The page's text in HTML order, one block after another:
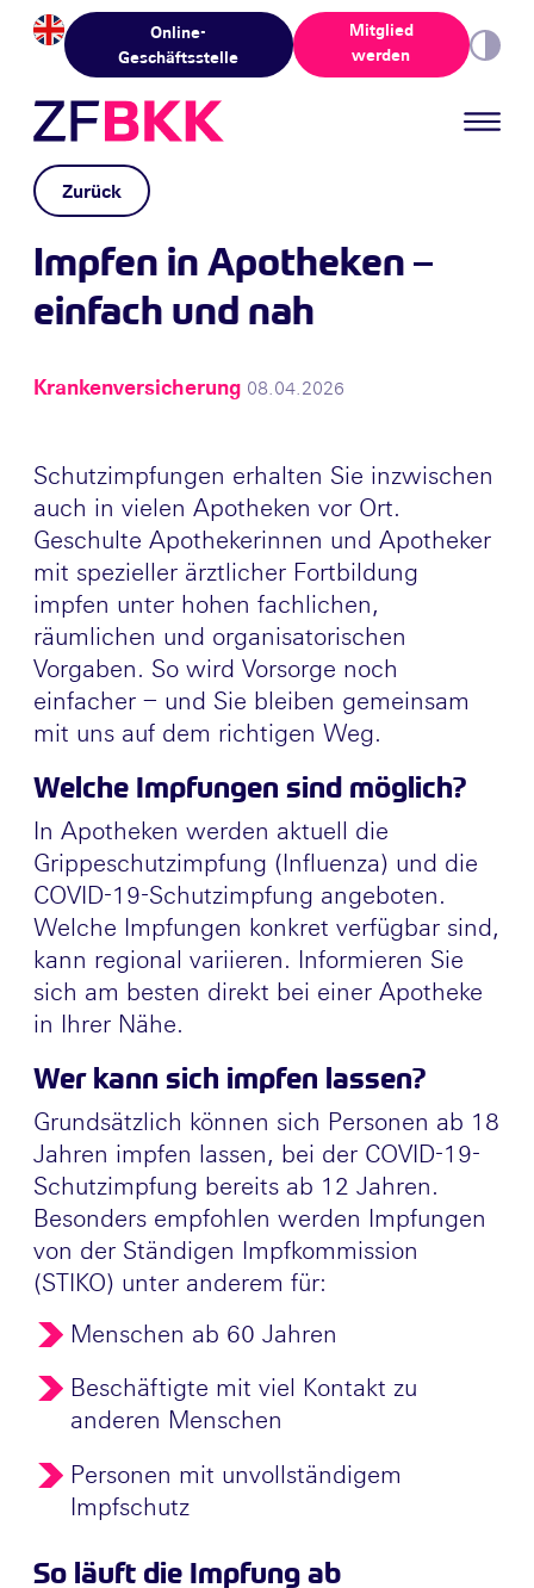
Skip to the contentOnline-
Geschäftsstelle
Mitglied
werden
Zurück
Impfen in Apotheken –
einfach und nah
Krankenversicherung 08.04.2026
Schutzimpfungen erhalten Sie inzwischen
auch in vielen Apotheken vor Ort.
Geschulte Apothekerinnen und Apotheker
mit spezieller ärztlicher Fortbildung
impfen unter hohen fachlichen,
räumlichen und organisatorischen
Vorgaben. So wird Vorsorge noch
einfacher – und Sie bleiben gemeinsam
mit uns auf dem richtigen Weg.
Welche Impfungen sind möglich?
In Apotheken werden aktuell die
Grippeschutzimpfung (Influenza) und die
COVID-19-Schutzimpfung angeboten.
Welche Impfungen konkret verfügbar sind,
kann regional variieren. Informieren Sie
sich am besten direkt bei einer Apotheke
in Ihrer Nähe.
Wer kann sich impfen lassen?
Grundsätzlich können sich Personen ab 18
Jahren impfen lassen, bei der COVID-19-
Schutzimpfung bereits ab 12 Jahren.
Besonders empfohlen werden Impfungen
von der Ständigen Impfkommission
(STIKO) unter anderem für:
Menschen ab 60 Jahren
Beschäftigte mit viel Kontakt zu
anderen Menschen
Personen mit unvollständigem
Impfschutz
So läuft die Impfung ab